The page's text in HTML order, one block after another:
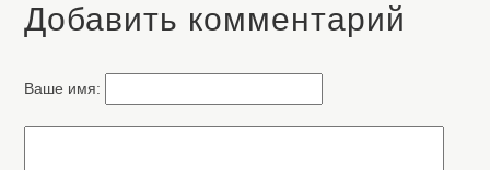
Добавить комментарий
Ваше имя: